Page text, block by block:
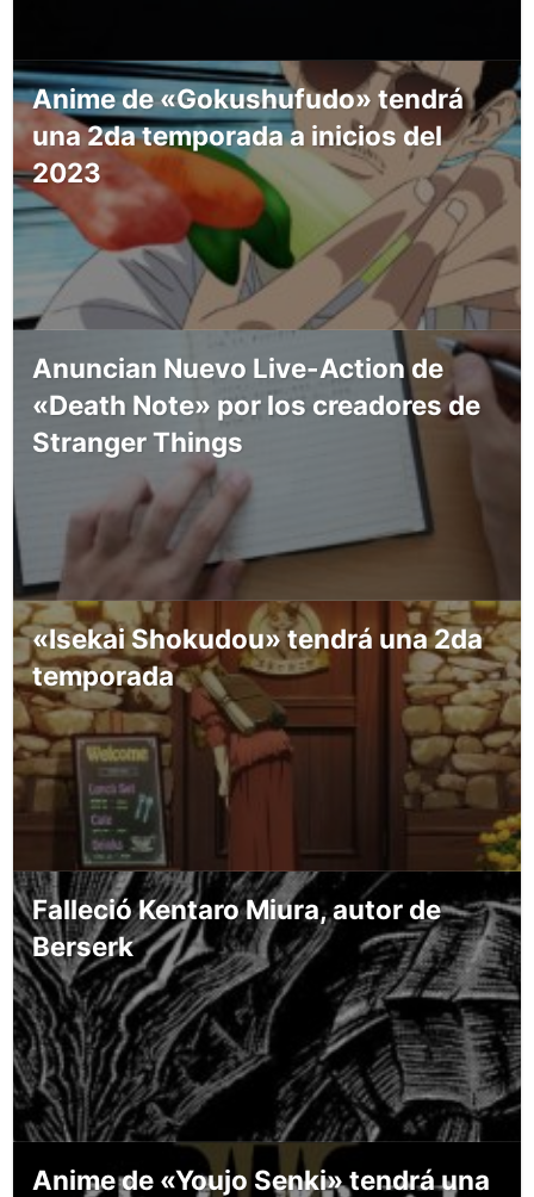
Anime de «Gokushufudo» tendrá
una 2da temporada a inicios del
2023
Anuncian Nuevo Live-Action de
«Death Note» por los creadores de
Stranger Things
«Isekai Shokudou» tendrá una 2da
temporada
Falleció Kentaro Miura, autor de
Berserk
Anime de «Youjo Senki» tendrá una